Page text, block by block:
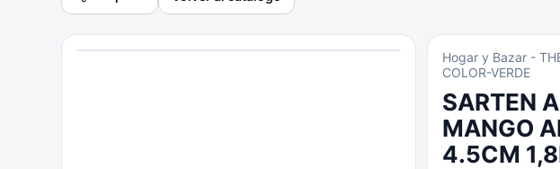
Hogar y Bazar-
COLOR-VERDE
SARTEN
MANGO
4.5CM